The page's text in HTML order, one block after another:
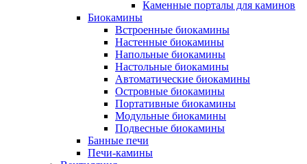
Каменные порталы для каминов
Биокамины
Встроенные биокамины
Настенные биокамины
Напольные биокамины
Настольные биокамины
Автоматические биокамины
Островные биокамины
Портативные биокамины
Модульные биокамины
Подвесные биокамины
Банные печи
Печи-камины